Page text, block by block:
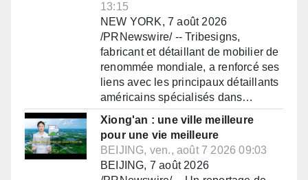
13:15
NEW YORK, 7 août 2026
/PRNewswire/ -- Tribesigns,
fabricant et détaillant de mobilier de
renommée mondiale, a renforcé ses
liens avec les principaux détaillants
américains spécialisés dans…
Xiong'an : une ville meilleure
pour une vie meilleure
BEIJING, ven., août 7 2026 09:03
BEIJING, 7 août 2026